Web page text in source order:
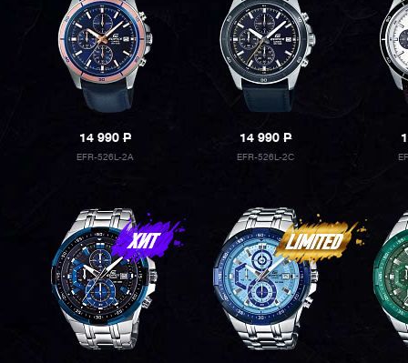
14 990P
EFR-526L-2A
14 990P
EFR-526L-2C